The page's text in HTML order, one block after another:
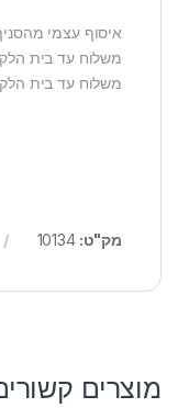
איסוף עצמי
משלוח עד בית הלקוח
משלוח עד בית הלקוח
מק"ט:10134
מוצרים